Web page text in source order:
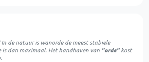
In de natuur iswanordede meest stabiele
dan maximaal. Het handhaven van "orde"kost